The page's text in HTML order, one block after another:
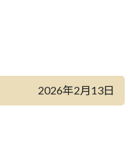
2026年2月13日